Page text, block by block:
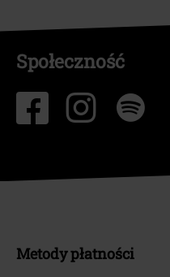
Społeczność
Metody płatności